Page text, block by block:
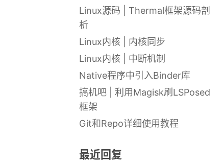
Linux源码 | Thermal框架源码剖
析
Linux内核 | 内核同步
Linux内核 | 中断机制
Native程序中引入Binder库
搞机吧 | 利用Magisk刷LSPosed
框架
Git和Repo详细使用教程
最近回复